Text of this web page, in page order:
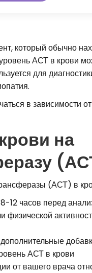
который обычно
АСТ в крови
для
в зависимости от
на
(АСТ) в
12 часов перед
АСТ в крови
от вашего врача